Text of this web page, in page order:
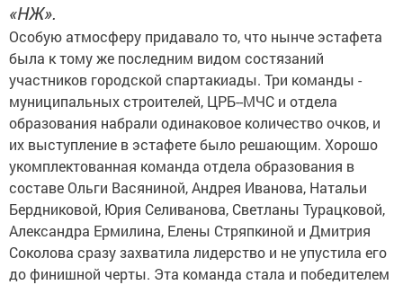
«НЖ».
Особую атмосферу придавало то, что нынче эстафета
была к тому же последним видом состязаний
участников городской спартакиады. Три команды -
муниципальных строителей, ЦРБ--МЧС и отдела
образования набрали одинаковое количество очков, и
их выступление в эстафете было решающим. Хорошо
укомплектованная команда отдела образования в
составе Ольги Васяниной, Андрея Иванова, Натальи
Бердниковой, Юрия Селиванова, Светланы Турацковой,
Александра Ермилина, Елены Стряпкиной и Дмитрия
Соколова сразу захватила лидерство и не упустила его
до финишной черты. Эта команда стала и победителем